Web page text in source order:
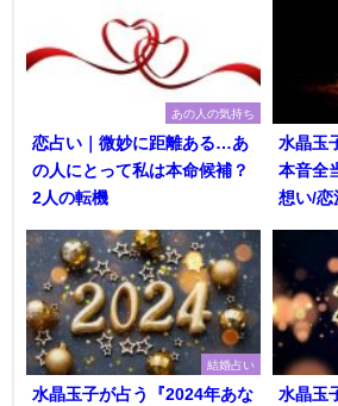
あの人の気持ち
恋占い｜微妙に距離ある…あ
の人にとって私は本命候補？
2人の転機
水晶玉
本音全
想い/恋
結婚占い
水晶玉子が占う『2024年あな 水晶玉